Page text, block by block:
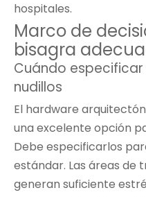
hospitales.
Marco de
bisagra
Cuándo
nudillos
El hardware
una excelente opción
Debe especificarlos
estándar. Las áreas de
generan suficiente